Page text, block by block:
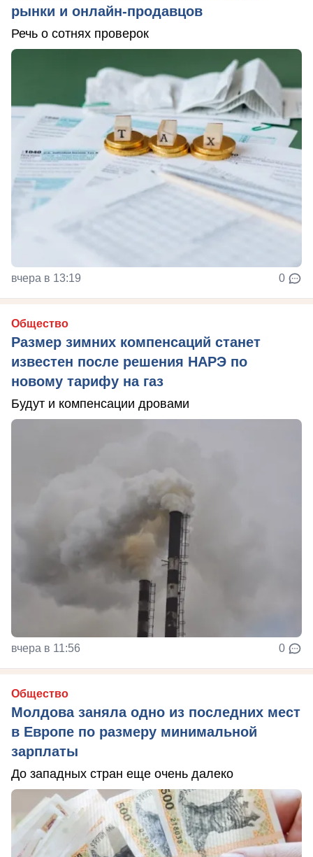
рынки и онлайн-продавцов
Речь о сотнях проверок
вчера в 13:19 0
Общество
Размер зимних компенсаций станет
известен после решения НАРЭ по
новому тарифу на газ
Будут и компенсации дровами
вчера в 11:56 0
Общество
Молдова заняла одно из последних мест
в Европе по размеру минимальной
зарплаты
До западных стран еще очень далеко